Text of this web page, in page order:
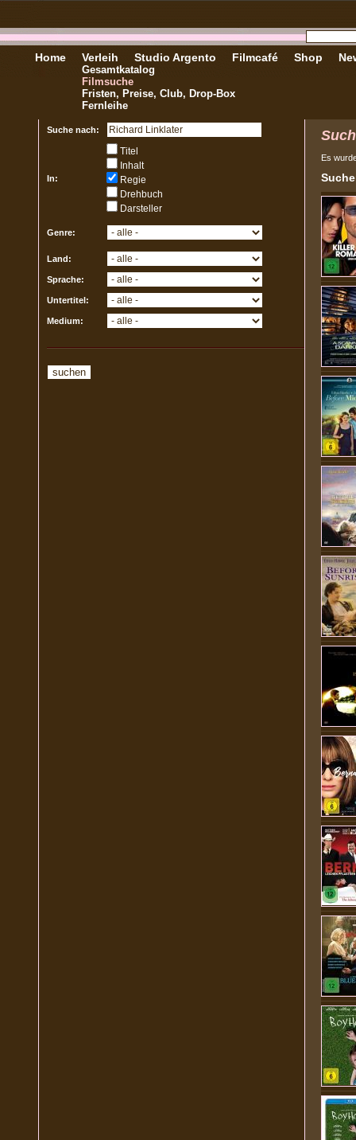
Home Verleih
Gesamtkatalog
Filmsuche
Fristen, Preise, Club, Drop-Box
Fernleihe
Studio Argento Filmcafé Shop
Suche nach:
In:
Titel
Inhalt
Regie
Drehbuch
Darsteller
Genre:
Land:
Sprache:
Untertitel:
Medium:
Es